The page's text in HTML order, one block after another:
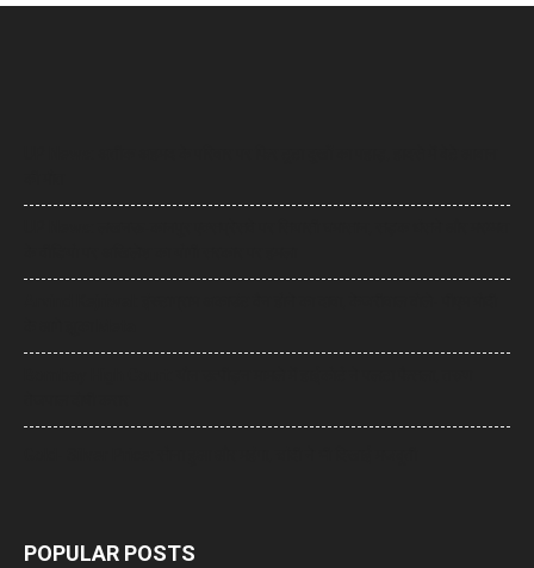
POPULAR POSTS